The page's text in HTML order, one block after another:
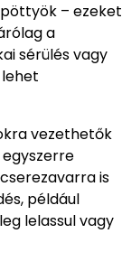
– ezeket
a
sérülés vagy
vezethetők
is
például
lelassul vagy